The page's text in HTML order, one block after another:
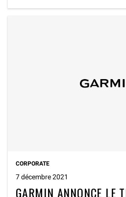
CORPORATE
7 décembre 2021
GARMIN ANNONCE LE